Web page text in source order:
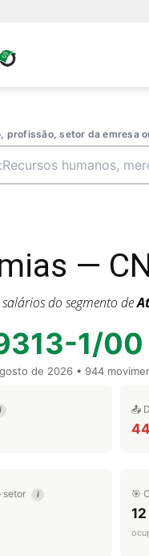
Portal
profissão, setor da emresa
—
salários do segmento de
1/00
de 2026 • 944
i 📤
setor i 🎯
12